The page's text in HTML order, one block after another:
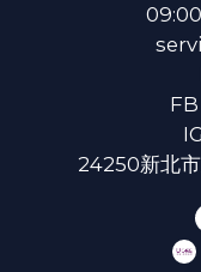
FB
24250新北市